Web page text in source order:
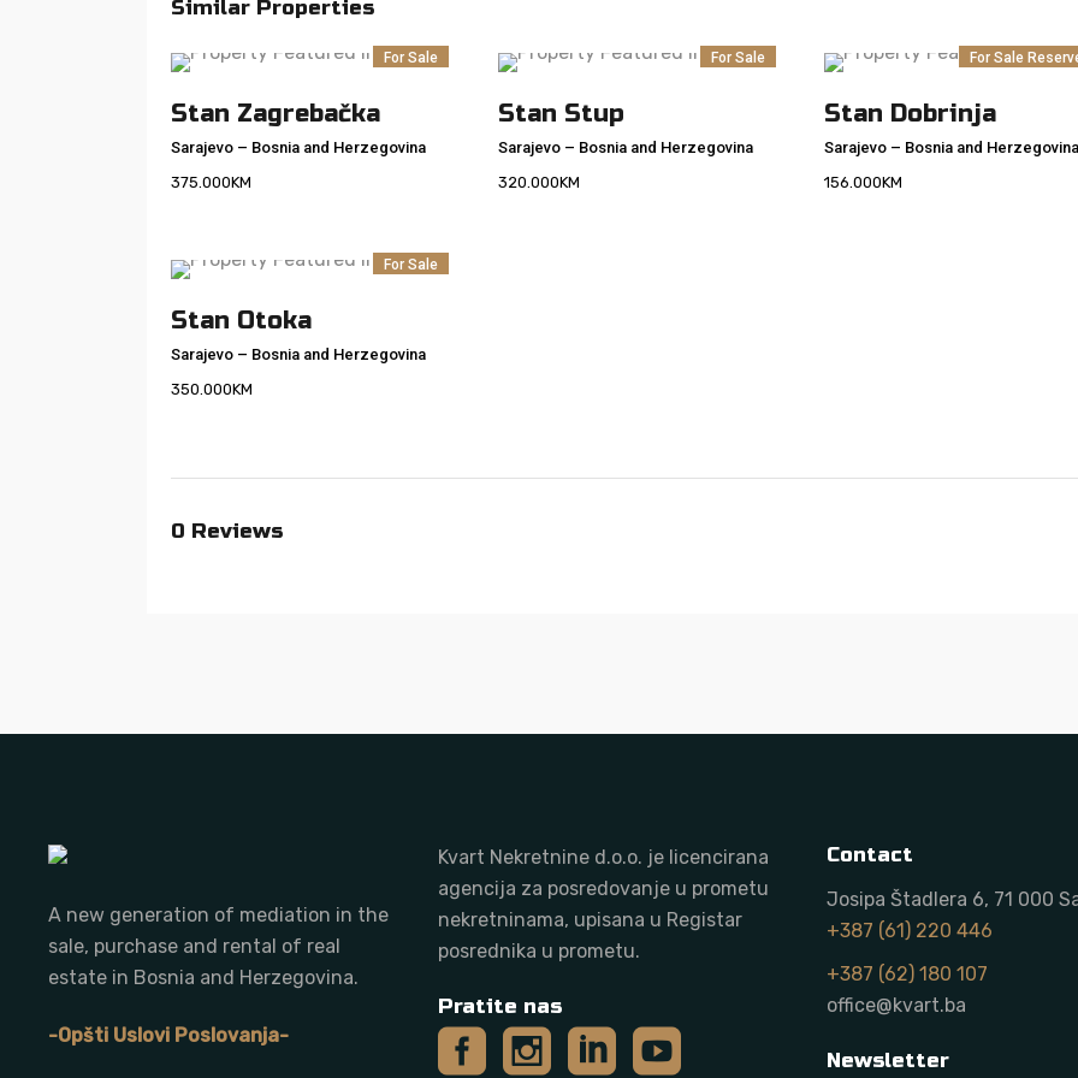
Similar Properties
For Sale
Stan Zagrebačka
Sarajevo – Bosnia and Herzegovina
375.000KM
For Sale
Stan Stup
Sarajevo – Bosnia and Herzegovina
320.000KM
For Sale
Stan Dobrinja
Sarajevo – Bosnia and
156.000KM
For Sale
Stan Otoka
Sarajevo – Bosnia and Herzegovina
350.000KM
0 Reviews
A new generation of mediation in the
sale, purchase and rental of real
estate in Bosnia and Herzegovina.
-Opšti Uslovi Poslovanja-
Kvart Nekretnine d.o.o. je licencirana
agencija za posredovanje u prometu
nekretninama, upisana u Registar
posrednika u prometu.
Pratite nas
Contact
Josipa Štadlera 6, 71 000
+387 (61) 220 446
+387 (62) 180 107
office@kvart.ba
Newsletter